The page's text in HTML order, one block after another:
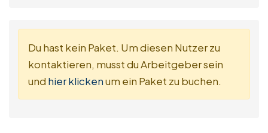
Du hast kein Paket. Um diesen Nutzer zu
kontaktieren, musst du Arbeitgeber sein
und hier klickenum ein Paket zu buchen.